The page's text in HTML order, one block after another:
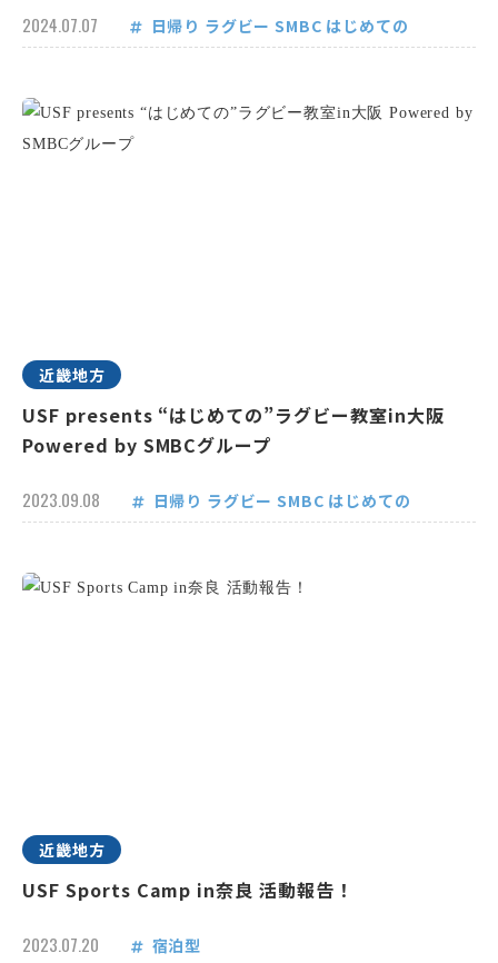
2024.07.07 日帰り ラグビー SMBC はじめての
近畿地方
USF presents “はじめての”ラグビー教室in大阪
Powered by SMBCグループ
2023.09.08 日帰り ラグビー SMBC はじめての
近畿地方
USF Sports Camp in奈良 活動報告！
2023.07.20 宿泊型